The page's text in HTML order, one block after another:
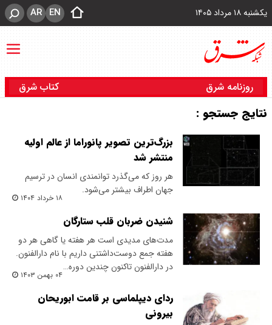
یکشنبه ۱۸ مرداد ۱۴۰۵ EN
AR
روزنامه شرق کتاب شرق
نتایج جستجو :
بزرگ‌ترین تصویر پانوراما از عالم اولیه
منتشر شد
هر روز که می‌گذرد توانمندی انسان در ترسیم
جهان اطراف بیشتر می‌شود.
۱۸ خرداد ۱۴۰۴
شنیدن ضربان قلب ستارگان
مدت‌های مدیدی است هر هفته یا گاهی هر دو
هفته جمع دوست‌داشتنی داریم با نام دارالفنون.
در دارالفنون تاکنون چندین دوره…
۰۴ بهمن ۱۴۰۳
ردای دیپلماسی بر قامت ابوریحان
بیرونی